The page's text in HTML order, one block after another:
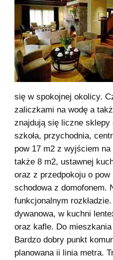
się w spokojnej okolicy.
zaliczkami na wodę a
znajdują się liczne sklepy
szkoła, przychodnia,
pow 17 m2 z wyjściem
także 8 m2, ustawnej
oraz z przedpokoju o
schodowa z domofonem.
funkcjonalnym
dywanowa, w kuchni
oraz kafle. Do
Bardzo dobry punkt
planowana ii linia metra.